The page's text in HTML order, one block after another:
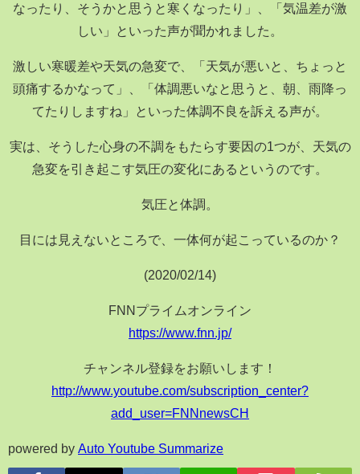
なったり、そうかと思うと寒くなったり」、「気温差が激
しい」といった声が聞かれました。
激しい寒暖差や天気の急変で、「天気が悪いと、ちょっと
頭痛するかなって」、「体調悪いなと思うと、朝、雨降っ
てたりしますね」といった体調不良を訴える声が。
実は、そうした心身の不調をもたらす要因の1つが、天気の
急変を引き起こす気圧の変化にあるというのです。
気圧と体調。
目には見えないところで、一体何が起こっているのか？
(2020/02/14)
FNNプライムオンライン
https://www.fnn.jp/
チャンネル登録をお願いします！
http://www.youtube.com/subscription_center?
add_user=FNNnewsCH
powered by Auto Youtube Summarize